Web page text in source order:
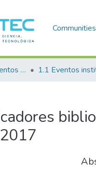
1. Publicaciones y eventos institucionales 1.1 Eventos